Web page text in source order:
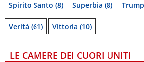
Spirito Santo (8) Superbia (8) Trump
Verità (61) Vittoria (10)
LE CAMERE DEI CUORI UNITI